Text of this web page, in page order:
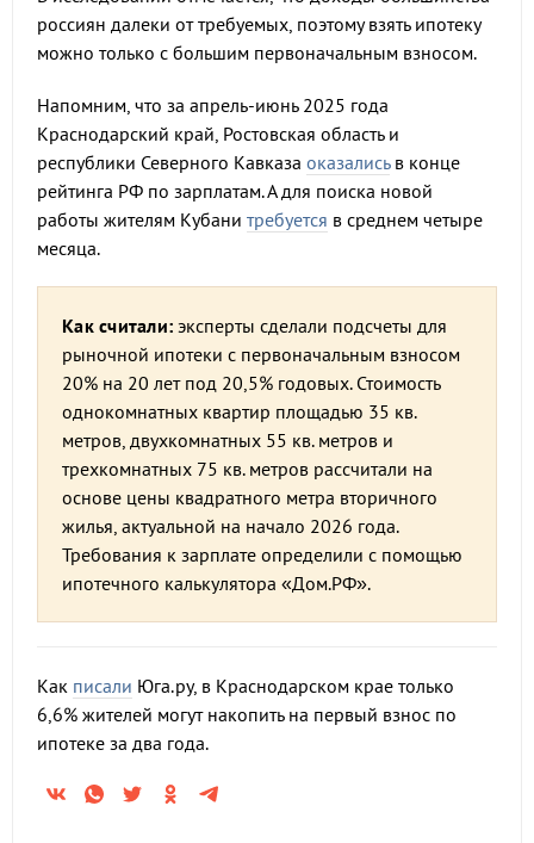
россиян далеки от требуемых, поэтому взять ипотеку
можно только с большим первоначальным взносом.
Напомним, что за апрель-июнь 2025 года
Краснодарский край, Ростовская область и
республики Северного Кавказа оказалисьв конце
рейтинга РФ по зарплатам. А для поиска новой
работы жителям Кубани требуется в среднем четыре
месяца.
Как считали: эксперты сделали подсчеты для
рыночной ипотеки с первоначальным взносом
20% на 20 лет под 20,5% годовых. Стоимость
однокомнатных квартир площадью 35 кв.
метров, двухкомнатных 55 кв. метров и
трехкомнатных 75 кв. метров рассчитали на
основе цены квадратного метра вторичного
жилья, актуальной на начало 2026 года.
Требования к зарплате определили с помощью
ипотечного калькулятора «Дом.РФ».
Как писали Юга.ру, в Краснодарском крае только
6,6% жителей могут накопить на первый взнос по
ипотеке за два года.